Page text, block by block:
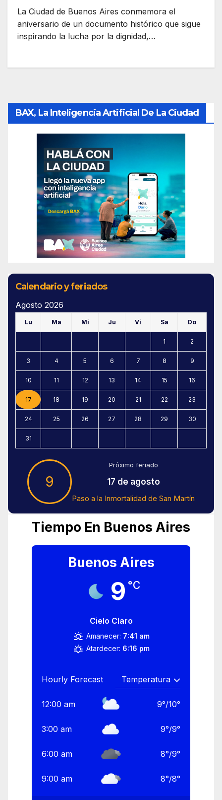
La Ciudad de Buenos Aires conmemora el
aniversario de un documento histórico que sigue
inspirando la lucha por la dignidad,…
BAX, La Inteligencia Artificial De La Ciudad
Calendario y feriados
Agosto 2026
Lu Ma Mi Ju Vi Sa Do
1 2
3 4 5 6 7 8 9
10 11 12 13 14 15 16
17 18 19 20 21 22 23
24 25 26 27 28 29 30
31
9
Próximo feriado
17 de agosto
Paso a la Inmortalidad de San Martín
Tiempo En Buenos Aires
Buenos Aires
9 °C
Cielo Claro
Amanecer: 7:41 am
Atardecer: 6:16 pm
Hourly Forecast
12:00 am 9°/10°
3:00 am 9°/9°
6:00 am 8°/9°
9:00 am 8°/8°